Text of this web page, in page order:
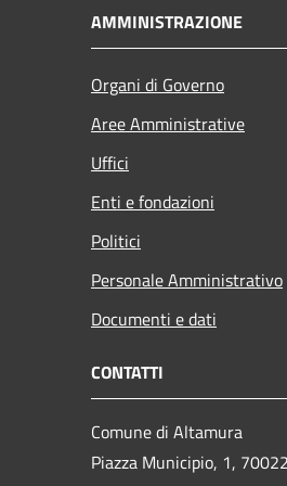
AMMINISTRAZIONE
Organi di Governo
Aree Amministrative
Uffici
Enti e fondazioni
Politici
Personale Amministrativo
Documenti e dati
CONTATTI
Comune di Altamura
Piazza Municipio, 1,